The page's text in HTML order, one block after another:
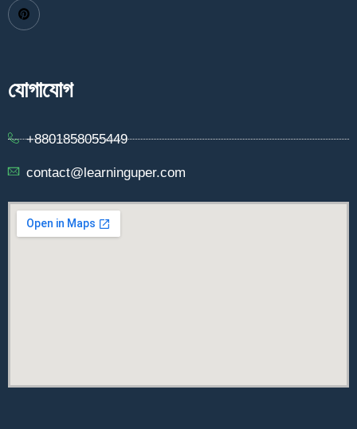
যোগাযোগ
+8801858055449
contact@learninguper.com